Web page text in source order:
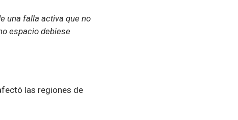
una falla activa que no
espacio debiese
las regiones de